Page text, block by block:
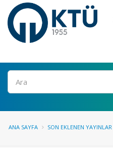
Ara
ANA SAYFA SON EKLENEN YAYINLAR